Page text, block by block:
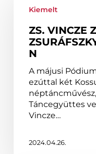
Zsuzsa
Zsuráfszky
Zoltán
Kiemelt
ZS. VINCZE
N
A májusi
ezúttal két
Táncegyüttes
Vincze…
2024.04.26.